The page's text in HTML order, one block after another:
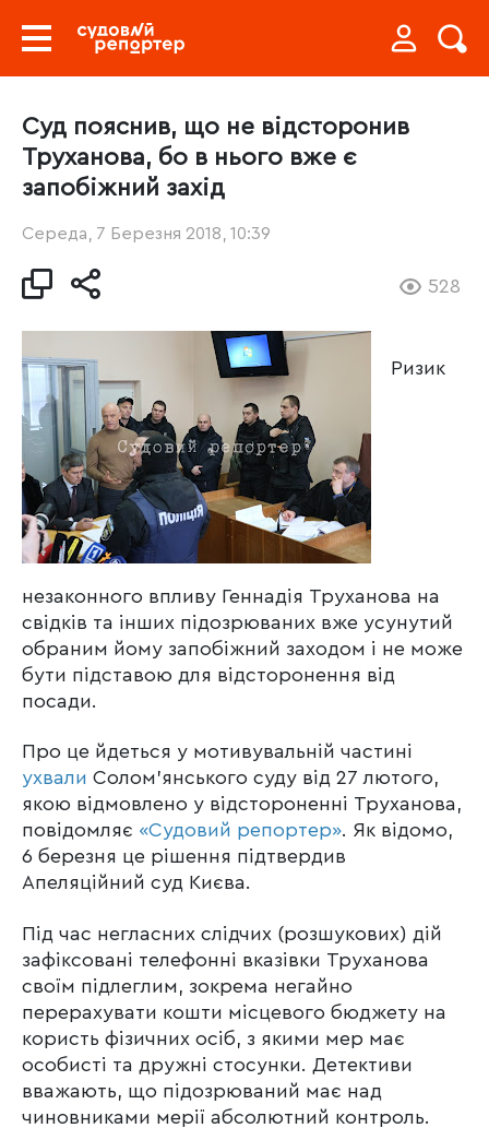
Суд пояснив, що не відсторонив
Труханова, бо в нього вже є
запобіжний захід
Середа, 7 Березня 2018, 10:39
528
Ризик
незаконного впливу Геннадія Труханова на
свідків та інших підозрюваних вже усунутий
обраним йому запобіжний заходом і не може
бути підставою для відсторонення від
посади.
Про це йдеться у мотивувальній частині
ухвали Солом’янського суду від 27 лютого,
якою відмовлено у відстороненні Труханова,
повідомляє «Судовий репортер». Як відомо,
6 березня це рішення підтвердив
Апеляційний суд Києва.
Під час негласних слідчих (розшукових) дій
зафіксовані телефонні вказівки Труханова
своїм підлеглим, зокрема негайно
перерахувати кошти місцевого бюджету на
користь фізичних осіб, з якими мер має
особисті та дружні стосунки. Детективи
вважають, що підозрюваний має над
чиновниками мерії абсолютний контроль.